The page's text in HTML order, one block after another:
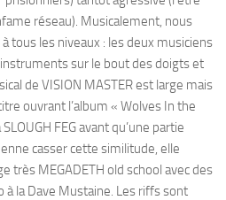
réseau). Musicalement, nous
tous les niveaux : les deux musiciens
sur le bout des doigts et
de VISION MASTER est large mais
ouvrant l’album « Wolves In the
FEG avant qu’une partie
casser cette similitude, elle
très MEGADETH old school avec des
la Dave Mustaine. Les riffs sont